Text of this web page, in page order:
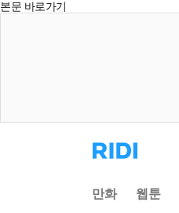
본문 바로가기
리
디
으
로
만화 웹툰